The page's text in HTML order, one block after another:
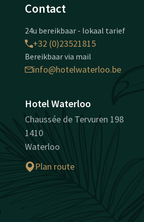
Contact
24u bereikbaar - lokaal tarief
+32 (0)23521815
Bereikbaar via mail
info@hotelwaterloo.be
Hotel Waterloo
Chaussée de Tervuren 198
1410
Waterloo
Plan route